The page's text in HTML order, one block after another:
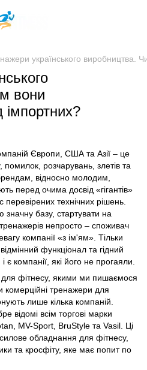
українського виробництва.
вони
імпортних?
Європи, США та Азії – це
помилок, розчарувань, злетів та
відносно молодим,
перед очима досвід «гігантів»
перевірених технічних рішень.
базу, стартувати на
непросто – споживач
компанії «з ім'ям». Тільки
функціонал та гідний
компанії, які його не прогаяли.
фітнесу, якими ми пишаємося
комерційні тренажери для
лише кілька компаній.
відомі всім торгові марки
MV-Sport, BruStyle та Vasil. Ці
обладнання для фітнесу,
та кросфіту, яке має попит по